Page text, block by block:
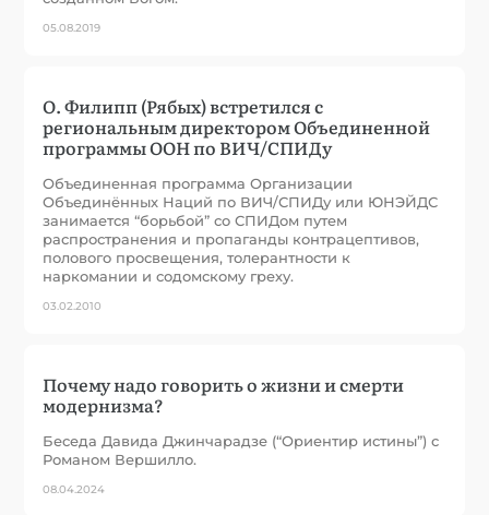
05.08.2019
О. Филипп (Рябых) встретился с
региональным директором Объединенной
программы ООН по ВИЧ/СПИДу
Объединенная программа Организации
Объединённых Наций по ВИЧ/СПИДу или ЮНЭЙДС
занимается “борьбой” со СПИДом путем
распространения и пропаганды контрацептивов,
полового просвещения, толерантности к
наркомании и содомскому греху.
03.02.2010
Почему надо говорить о жизни и смерти
модернизма?
Беседа Давида Джинчарадзе (“Ориентир истины”) с
Романом Вершилло.
08.04.2024